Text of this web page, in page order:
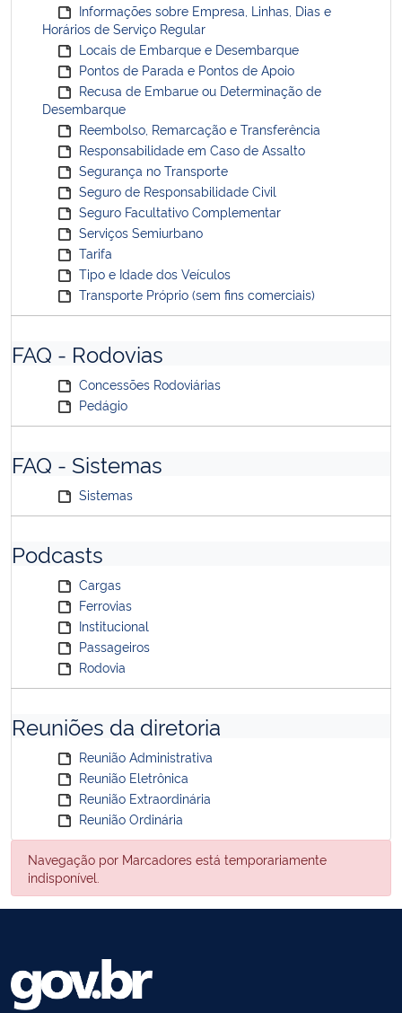
Informações sobre Empresa, Linhas, Dias e
Horários de Serviço Regular
Locais de Embarque e Desembarque
Pontos de Parada e Pontos de Apoio
Recusa de Embarue ou Determinação de
Desembarque
Reembolso, Remarcação e Transferência
Responsabilidade em Caso de Assalto
Segurança no Transporte
Seguro de Responsabilidade Civil
Seguro Facultativo Complementar
Serviços Semiurbano
Tarifa
Tipo e Idade dos Veículos
Transporte Próprio (sem fins comerciais)
FAQ - Rodovias
Concessões Rodoviárias
Pedágio
FAQ - Sistemas
Sistemas
Podcasts
Cargas
Ferrovias
Institucional
Passageiros
Rodovia
Reuniões da diretoria
Reunião Administrativa
Reunião Eletrônica
Reunião Extraordinária
Reunião Ordinária
Navegação por Marcadores está temporariamente
indisponível.